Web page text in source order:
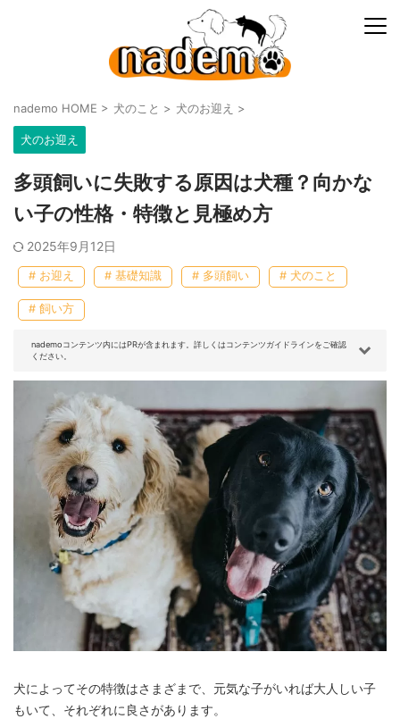
nademo HOME > 犬のこと > 犬のお迎え >
犬のお迎え
多頭飼いに失敗する原因は犬種？向かな
い子の性格・特徴と見極め方
2025年9月12日
# お迎え # 基礎知識 # 多頭飼い # 犬のこと
# 飼い方
nademoコンテンツ内にはPRが含まれます。詳しくはコンテンツガイドラインをご確認
ください。
犬によってその特徴はさまざまで、元気な子がいれば大人しい子
もいて、それぞれに良さがあります。